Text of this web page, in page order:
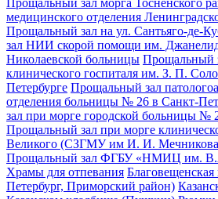
Прощальный зал морга Тосненского
медицинского отделения
Прощальный зал на ул. Сантьяго-де-
зал НИИ скорой помощи им.
Николаевской больницы Прощальный
клинического госпиталя им. З. П.
Петербурге Прощальный зал
отделения больницы № 26 в Санкт-
зал при морге городской больницы №
Прощальный зал при морге
Великого (СЗГМУ им И. И.
Прощальный зал ФГБУ «НМИЦ им.
Храмы для отпевания
Петербург, Приморский район)